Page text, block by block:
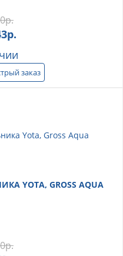
р.
р.
заказ
YOTA, GROSS AQUA
р.